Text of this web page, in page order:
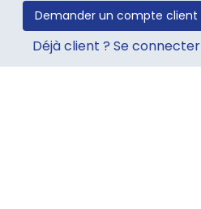
Demander un compte client
Déjà client ? Se connecter